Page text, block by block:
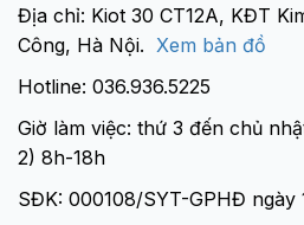
Địa chỉ: Kiot 30 CT12A, KĐT
Công, Hà Nội. Xem bản đồ
Hotline: 036.936.5225
Giờ làm việc: thứ 3 đến chủ
2) 8h-18h
SĐK: 000108/SYT-GPHĐ ngày